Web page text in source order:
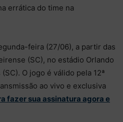
errática do time na
feira (27/06), a partir das
(SC), no estádio Orlando
O jogo é válido pela 12ª
ao vivo e exclusiva
fazer sua assinatura agora e